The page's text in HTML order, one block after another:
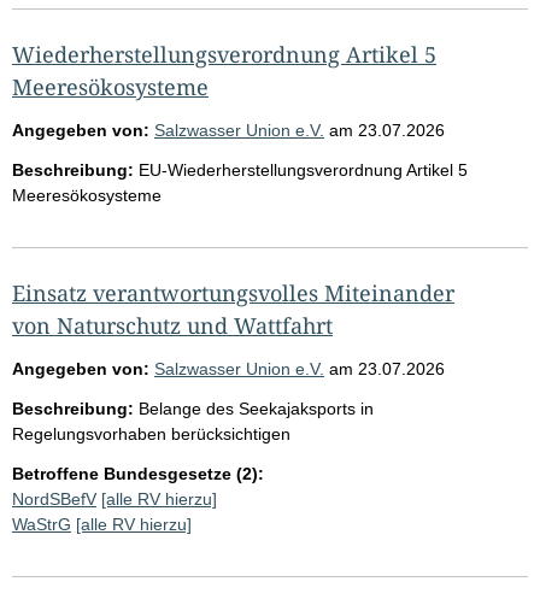
Wiederherstellungsverordnung Artikel 5
Meeresökosysteme
Angegeben von: Salzwasser Union e.V. am 23.07.2026
Beschreibung: EU-Wiederherstellungsverordnung Artikel 5
Meeresökosysteme
Einsatz verantwortungsvolles Miteinander
von Naturschutz und Wattfahrt
Angegeben von: Salzwasser Union e.V. am 23.07.2026
Beschreibung: Belange des Seekajaksports in
Regelungsvorhaben berücksichtigen
Betroffene Bundesgesetze (2):
NordSBefV [alle RV hierzu]
WaStrG [alle RV hierzu]